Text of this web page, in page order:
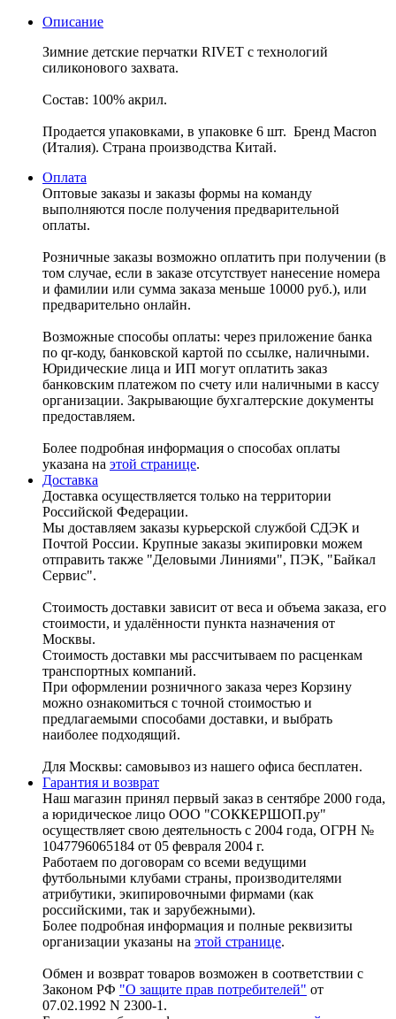
Описание
Зимние детские перчатки RIVET с технологий
силиконового захвата.
Состав: 100% акрил.
Продается упаковками, в упаковке 6 шт. Бренд Macron
(Италия). Страна производства Китай.
Оплата
Оптовые заказы и заказы формы на команду
выполняются после получения предварительной
оплаты.
Розничные заказы возможно оплатить при получении (в
том случае, если в заказе отсутствует нанесение номера
и фамилии или сумма заказа меньше 10000 руб.), или
предварительно онлайн.
Возможные способы оплаты: через приложение банка
по qr-коду, банковской картой по ссылке, наличными.
Юридические лица и ИП могут оплатить заказ
банковским платежом по счету или наличными в кассу
организации. Закрывающие бухгалтерские документы
предоставляем.
Более подробная информация о способах оплаты
указана на этой странице.
Доставка
Доставка осуществляется только на территории
Российской Федерации.
Мы доставляем заказы курьерской службой СДЭК и
Почтой России. Крупные заказы экипировки можем
отправить также "Деловыми Линиями", ПЭК, "Байкал
Сервис".
Стоимость доставки зависит от веса и объема заказа, его
стоимости, и удалённости пункта назначения от
Москвы.
Стоимость доставки мы рассчитываем по расценкам
транспортных компаний.
При оформлении розничного заказа через Корзину
можно ознакомиться с точной стоимостью и
предлагаемыми способами доставки, и выбрать
наиболее подходящий.
Для Москвы: самовывоз из нашего офиса бесплатен.
Гарантия и возврат
Наш магазин принял первый заказ в сентябре 2000 года,
а юридическое лицо ООО "СОККЕРШОП.ру"
осуществляет свою деятельность с 2004 года, ОГРН №
1047796065184 от 05 февраля 2004 г.
Работаем по договорам со всеми ведущими
футбольными клубами страны, производителями
атрибутики, экипировочными фирмами (как
российскими, так и зарубежными).
Более подробная информация и полные реквизиты
организации указаны на этой странице.
Обмен и возврат товаров возможен в соответствии с
Законом РФ "О защите прав потребителей" от
07.02.1992 N 2300-1.